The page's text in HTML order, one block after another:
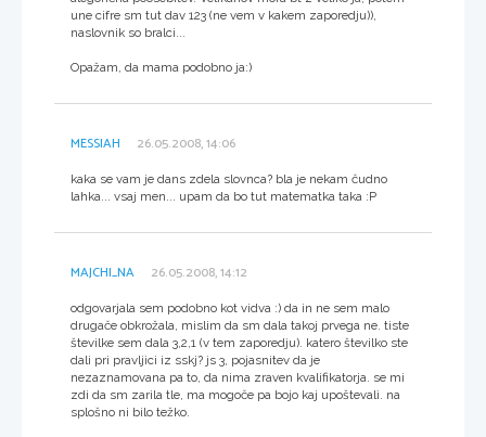
une cifre sm tut dav 123 (ne vem v kakem zaporedju)),
naslovnik so bralci...
Opažam, da mama podobno ja:)
MESSIAH 26.05.2008, 14:06
kaka se vam je dans zdela slovnca? bla je nekam čudno
lahka... vsaj men... upam da bo tut matematka taka :P
MAJCHI_NA 26.05.2008, 14:12
odgovarjala sem podobno kot vidva :) da in ne sem malo
drugače obkrožala, mislim da sm dala takoj prvega ne. tiste
številke sem dala 3,2,1 (v tem zaporedju). katero številko ste
dali pri pravljici iz sskj? js 3, pojasnitev da je
nezaznamovana pa to, da nima zraven kvalifikatorja. se mi
zdi da sm zarila tle, ma mogoče pa bojo kaj upoštevali. na
splošno ni bilo težko.